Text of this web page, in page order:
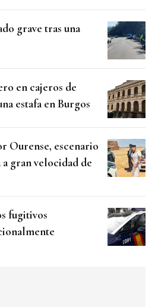
grave tras una
en cajeros de
estafa en Burgos
Ourense, escenario
gran velocidad de
fugitivos